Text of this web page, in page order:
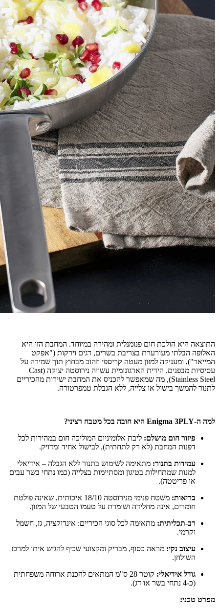
התוצאה היא הולכת חום פנומנלית ומהירה במיוחד. המחבת הזו היא
האלופה הבלתי מעורערת בצריבת בשרים, דגים וירקות ("אפקט
המייאר"), ומעניקה למזון מעטה קריספי וזהוב מבחוץ תוך שמירה על
עסיסיות מבפנים. הידית הארגונומית עשויה נירוסטה יצוקה (Cast
Stainless Steel), מה שמאפשר להכניס את המחבת ישירות מהכיריים
לתנור להמשך בישול או צלייה, ללא הגבלת טמפרטורה.
למה ה-Enigma 3PLY היא חובה בכל מטבח רציני?
פיזור חום מושלם: ליבת אלומיניום המוליכה חום במהירות לכל
דפנות המחבת (לא רק לתחתית), לבישול אחיד ומדויק.
עמידות בתנור: מתאימה לשימוש בתנור ללא הגבלה – אידיאלי
למנות שמתחילות בטיגון ומסתיימות בצלייה (כמו נתחי בשר עבים
או פריטטה).
בריאות:
משטח פנימי מנירוסטה 18/10 איכותית, שאינה פולטת
חומרים, אינה מחלידה ושומרת על טעמו הטבעי של המזון.
רב-תכליתית: מתאימה לכל סוגי הכיריים: אינדוקציה, גז, חשמל
וקרמי.
עיצוב נקי: מראה כסוף, מבריק ומקצועי שכיף להגיש איתו למרכז
השולחן.
גודל אידיאלי:
קוטר 28 ס"מ המתאים להכנת ארוחה משפחתית
(כ-4 נתחי בשר או דג).
מפרט טכני: